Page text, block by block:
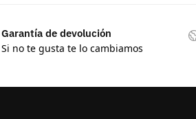
Garantía de devolución
Si no te gusta te lo cambiamos